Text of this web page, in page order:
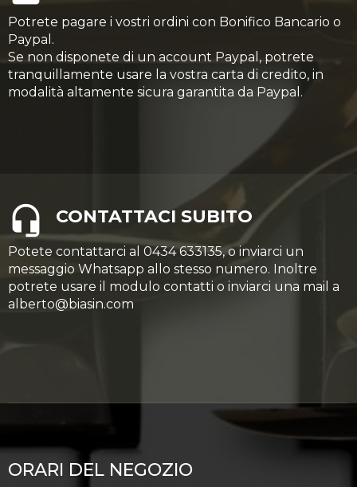
Potrete pagare i vostri ordini con Bonifico Bancario o
Paypal.
Se non disponete di un account Paypal, potrete
tranquillamente usare la vostra carta di credito, in
modalità altamente sicura garantita da Paypal.
CONTATTACI SUBITO
Potete contattarci al 0434 633135, o inviarci un
messaggio Whatsapp allo stesso numero. Inoltre
potrete usare il modulo contatti o inviarci una mail a
alberto@biasin.com
ORARI DEL NEGOZIO